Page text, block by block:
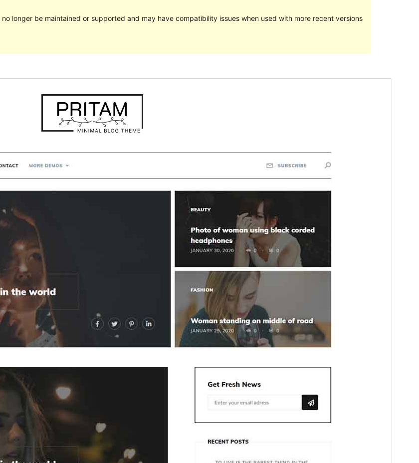
longer be maintained or supported and may have compatibility issues when used with more recent versions
Theme homepage